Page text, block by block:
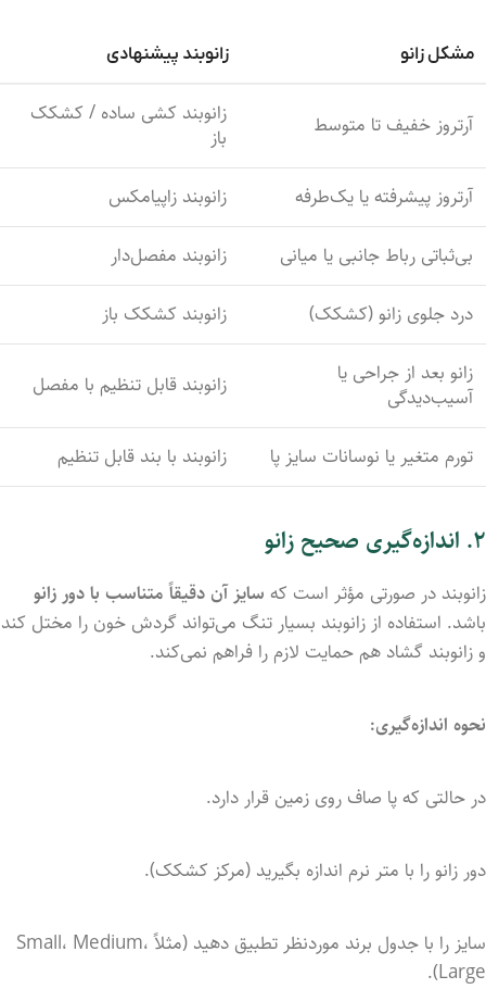
مشکلزانو زانوبند پیشنهادی
آرتروز خفیف تا متوسط زانوبند کشی ساده / کشکک
باز
آرتروز پیشرفتهیا یک‌طرفه زانوبند زاپیامکس
بی‌ثباتی رباط جانبی یا میانی زانوبند مفصل‌دار
درد جلوی زانو (کشکک) زانوبند کشکک باز
زانو بعد از جراحی یا
آسیب‌دیدگی
زانوبند قابل تنظیم با مفصل
تورم متغیر یا نوسانات سایز پا زانوبند با بند قابل تنظیم
۲. اندازه‌گیری صحیح زانو
زانوبند در صورتی مؤثر است که سایزآن دقیقاًمتناسب بادور زانو
باشد. استفاده از زانوبند بسیار تنگ می‌تواند گردش خون را مختل کند
و زانوبند گشاد هم حمایت لازم را فراهم نمی‌کند.
نحوه اندازه‌گیری:
در حالتی کهپا صاف روی زمین قرار دارد.
دور زانو را با متر نرم اندازه بگیرید (مرکز کشکک).
سایز را با جدول برند موردنظر تطبیق دهید (مثلاً Small، Medium،
Large).